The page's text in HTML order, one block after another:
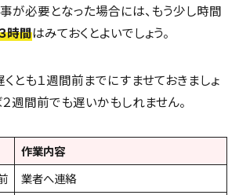
が必要となった場合には、もう少し時間
時間はみておくとよいでしょう。
とも１週間前までにすませておきましょ
週間前でも遅いかもしれません。
作業内容
業者へ連絡